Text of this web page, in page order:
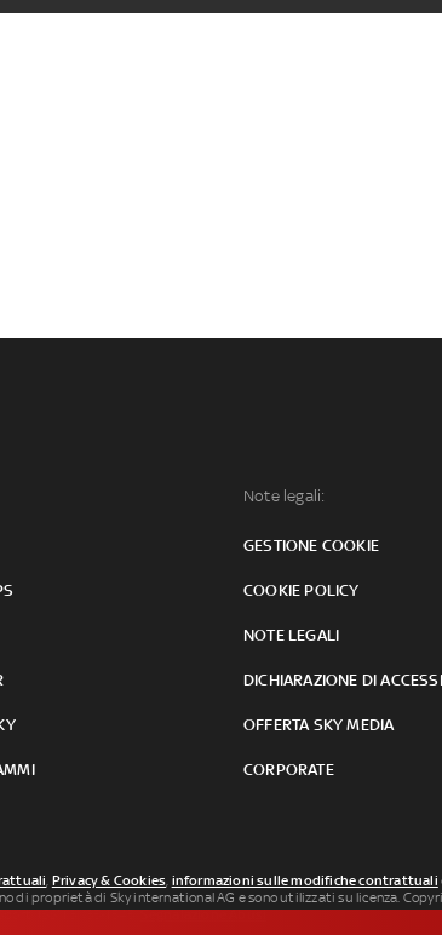
Note legali:
GESTIONE COOKIE
COOKIE POLICY
NOTE LEGALI
DICHIARAZIONE DI
OFFERTA SKY MEDIA
CORPORATE
, Privacy & Cookies, informazioni sulle modifiche contrattuali
proprietà di Sky international AG e sono utilizzati su licenza.
ISSN 3035-1545.Segnalazione Abusi